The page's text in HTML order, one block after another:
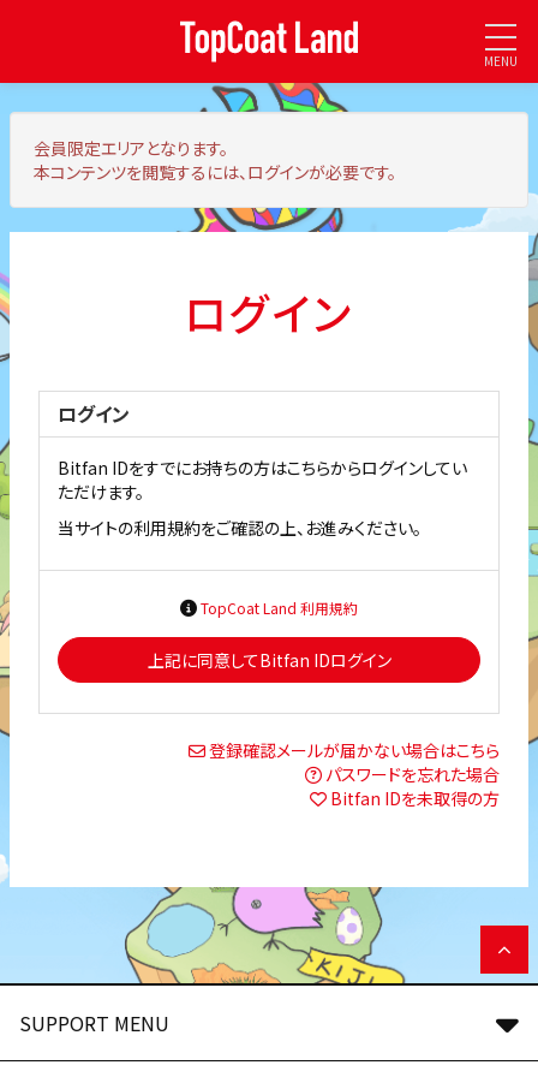
MENU
会員限定エリア となります。
本コンテンツを閲覧するには、ログインが必要です。
ログイン
ログイン
Bitfan IDをすでにお持ちの方はこちらからログインしてい
ただけます。
当サイトの利用規約をご確認の上、お進みください。
TopCoat Land 利用規約
上記に同意してBitfan IDログイン
登録確認メールが届かない場合はこちら
パスワードを忘れた場合
Bitfan IDを未取得の方
SUPPORT MENU